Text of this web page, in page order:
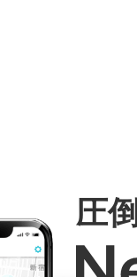
圧